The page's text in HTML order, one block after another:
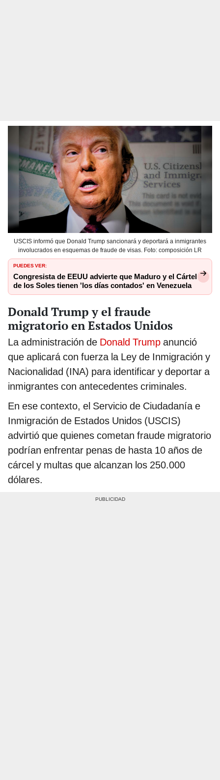
USCIS informó que Donald Trump sancionará y deportará a inmigrantes
involucrados en esquemas de fraude de visas. Foto: composición LR
PUEDES VER:
Congresista de EEUU advierte que Maduro y el Cártel
de los Soles tienen 'los días contados' en Venezuela
Donald Trump y el fraude
migratorio en Estados Unidos
La administración de Donald Trump anunció
que aplicará con fuerza la Ley de Inmigración y
Nacionalidad (INA) para identificar y deportar a
inmigrantes con antecedentes criminales.
En ese contexto, el Servicio de Ciudadanía e
Inmigración de Estados Unidos (USCIS)
advirtió que quienes cometan fraude migratorio
podrían enfrentar penas de hasta 10 años de
cárcel y multas que alcanzan los 250.000
dólares.